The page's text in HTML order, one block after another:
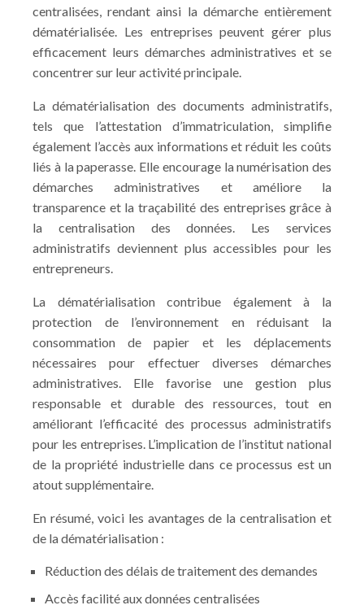
centralisées, rendant ainsi la démarche entièrement
dématérialisée. Les entreprises peuvent gérer plus
efficacement leurs démarches administratives et se
concentrer sur leur activité principale.
La dématérialisation des documents administratifs,
tels que l’attestation d’immatriculation, simplifie
également l’accès aux informations et réduit les coûts
liés à la paperasse. Elle encourage la numérisation des
démarches administratives et améliore la
transparence et la traçabilité des entreprises grâce à
la centralisation des données. Les services
administratifs deviennent plus accessibles pour les
entrepreneurs.
La dématérialisation contribue également à la
protection de l’environnement en réduisant la
consommation de papier et les déplacements
nécessaires pour effectuer diverses démarches
administratives. Elle favorise une gestion plus
responsable et durable des ressources, tout en
améliorant l’efficacité des processus administratifs
pour les entreprises. L’implication de l’institut national
de la propriété industrielle dans ce processus est un
atout supplémentaire.
En résumé, voici les avantages de la centralisation et
de la dématérialisation :
Réduction des délais de traitement des demandes
Accès facilité aux données centralisées